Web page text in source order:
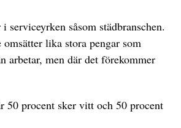
såsom städbranschen.
lika stora pengar som
arbetar, men där det förekommer
50 procent sker vitt och 50 procent